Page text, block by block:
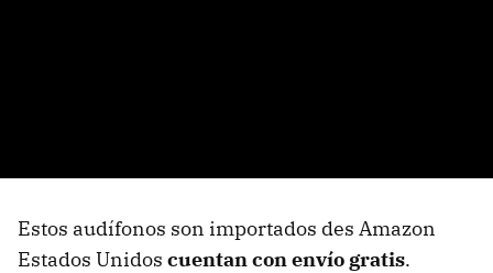
Estos audífonos son importados des Amazon
Estados Unidos cuentan con envío gratis.